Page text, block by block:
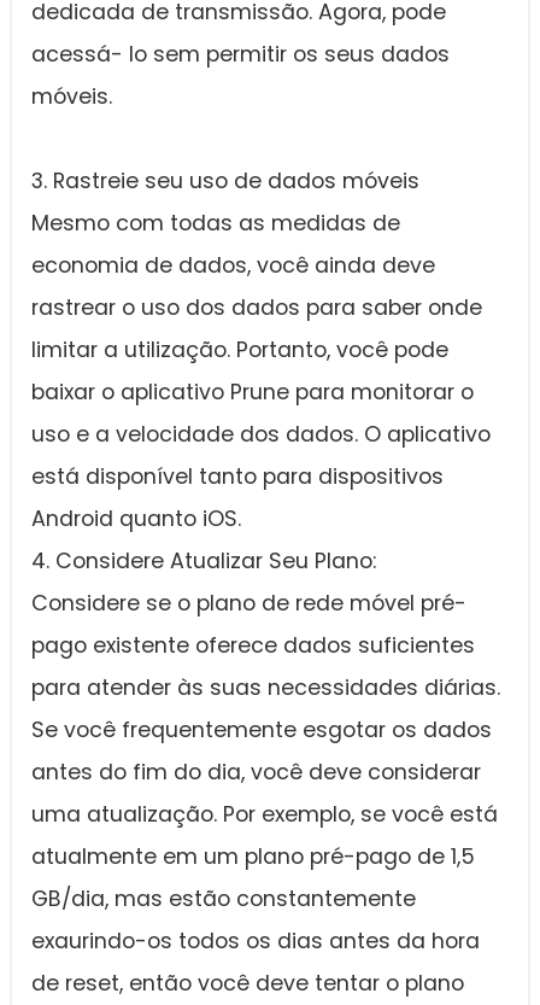
dedicada de transmissão. Agora, pode
acessá- lo sem permitir os seus dados
móveis.
3. Rastreie seu uso de dados móveis
Mesmo com todas as medidas de
economia de dados, você ainda deve
rastrear o uso dos dados para saber onde
limitar a utilização. Portanto, você pode
baixar o aplicativo Prune para monitorar o
uso e a velocidade dos dados. O aplicativo
está disponível tanto para dispositivos
Android quanto iOS.
4. Considere Atualizar Seu Plano:
Considere se o plano de rede móvel pré-
pago existente oferece dados suficientes
para atender às suas necessidades diárias.
Se você frequentemente esgotar os dados
antes do fim do dia, você deve considerar
uma atualização. Por exemplo, se você está
atualmente em um plano pré-pago de 1,5
GB/dia, mas estão constantemente
exaurindo-os todos os dias antes da hora
de reset, então você deve tentar o plano